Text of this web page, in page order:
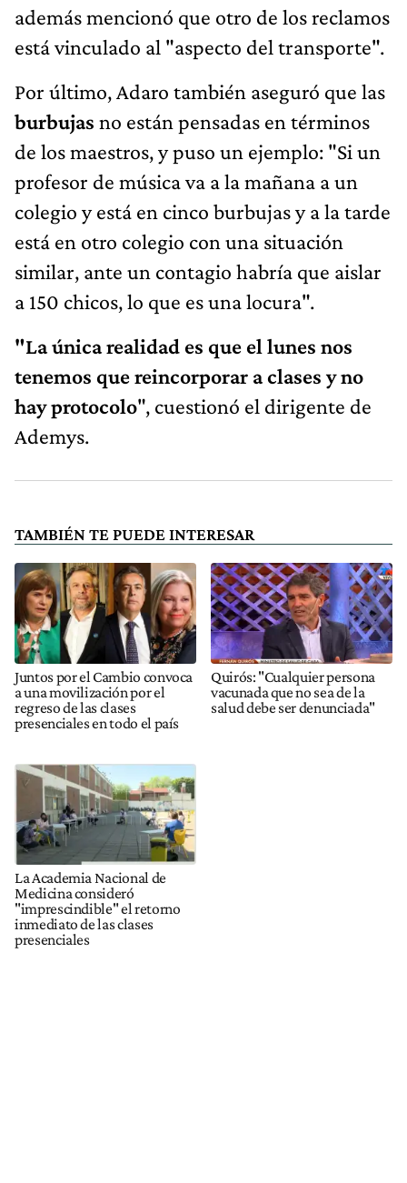
además mencionó que otro de los reclamos
está vinculado al "aspecto del transporte".
Por último, Adaro también aseguró que las
burbujas no están pensadas en términos
de los maestros, y puso un ejemplo: "Si un
profesor de música va a la mañana a un
colegio y está en cinco burbujas y a la tarde
está en otro colegio con una situación
similar, ante un contagio habría que aislar
a 150 chicos, lo que es una locura".
"La única realidad es que el lunes nos
tenemos que reincorporar a clases y no
hay protocolo", cuestionó el dirigente de
Ademys.
TAMBIÉN TE PUEDE INTERESAR
Juntos por el Cambio convoca
a una movilización por el
regreso de las clases
presenciales en todo el país
Quirós: "Cualquier persona
vacunada que no sea de la
salud debe ser denunciada"
La Academia Nacional de
Medicina consideró
"imprescindible" el retorno
inmediato de las clases
presenciales